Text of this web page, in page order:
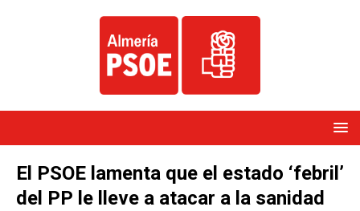
El PSOE lamenta que el estado ‘febril’
del PP le lleve a atacar a la sanidad